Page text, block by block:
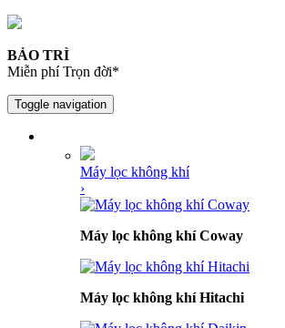
BẢO TRÌ
Miễn phí Trọn đời*
Toggle navigation
Máy lọc không khí
›
Máy lọc không khí Coway
Máy lọc không khí Hitachi